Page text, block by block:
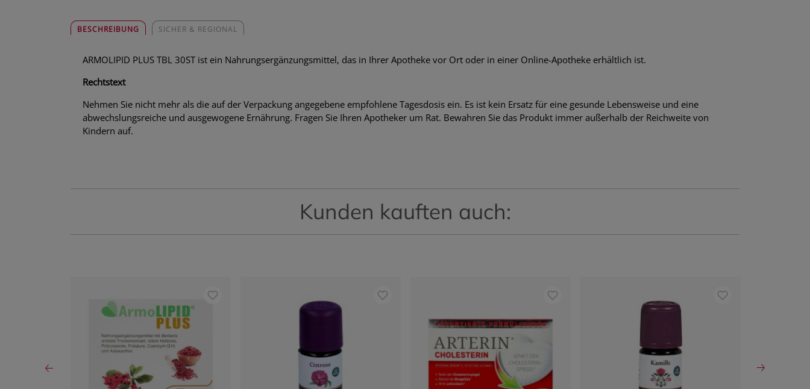
BESCHREIBUNG SICHER & REGIONAL
ARMOLIPID PLUS TBL 30ST ist ein Nahrungsergänzungsmittel, das in Ihrer Apotheke vor Ort oder in einer Online-Apotheke erhältlich ist.
Rechtstext
Nehmen Sie nicht mehr als die auf der Verpackung angegebene empfohlene Tagesdosis ein. Es ist kein Ersatz für eine gesunde Lebensweise und eine
abwechslungsreiche und ausgewogene Ernährung. Fragen Sie Ihren Apotheker um Rat. Bewahren Sie das Produkt immer außerhalb der Reichweite von
Kindern auf.
Kunden kauften auch: